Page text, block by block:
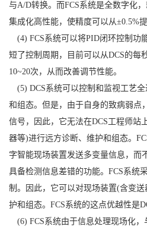
与A/D转换。而FCS系统是全数字化
集成化高性能，使精度可以从±0.5%提
(4) FCS系统可以将PID闭环控制功
短了控制周期，目前可以从DCS的每
10~20次，从而改善调节性能。
(5) DCS系统可以控制和监视工艺
和组态。但是，由于自身的致病弱点
信号，因此，它无法在DCS工程师站
器等)进行远方诊断、维护和组态。
字智能现场装置发送多变量信息，而
具备检测信息差错的功能。FCS系统
制。因此，它可以对现场装置(含变
护和组态。FCS系统的这点优越性是
(6) FCS系统由于信息处理现场化，